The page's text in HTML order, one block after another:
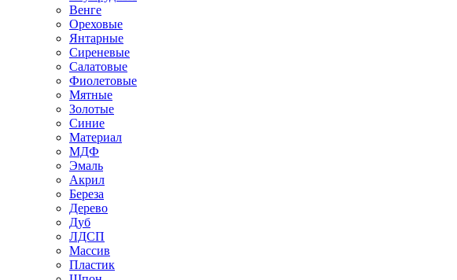
Венге
Ореховые
Янтарные
Сиреневые
Салатовые
Фиолетовые
Мятные
Золотые
Синие
Материал
МДФ
Эмаль
Акрил
Береза
Дерево
Дуб
ЛДСП
Массив
Пластик